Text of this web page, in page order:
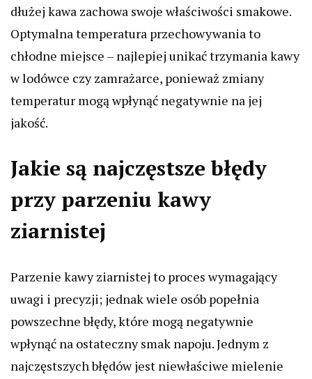
dłużej kawa zachowa swoje właściwości smakowe.
Optymalna temperatura przechowywania to
chłodne miejsce – najlepiej unikać trzymania kawy
w lodówce czy zamrażarce, ponieważ zmiany
temperatur mogą wpłynąć negatywnie na jej
jakość.
Jakie są najczęstsze błędy
przy parzeniu kawy
ziarnistej
Parzenie kawy ziarnistej to proces wymagający
uwagi i precyzji; jednak wiele osób popełnia
powszechne błędy, które mogą negatywnie
wpłynąć na ostateczny smak napoju. Jednym z
najczęstszych błędów jest niewłaściwe mielenie